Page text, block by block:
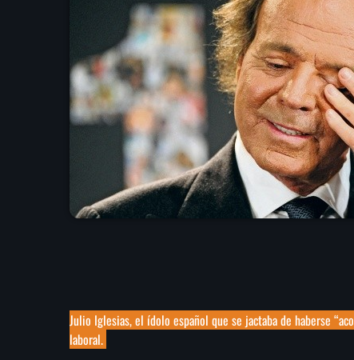
Julio Iglesias, el ídolo español que se jactaba de haberse
laboral.